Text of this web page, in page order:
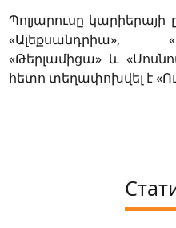
Պոլյարուսը կարիերայի
«Ալեքսանդրիա»,
«Թերլամիցա» և
հետո տեղափոխվել է